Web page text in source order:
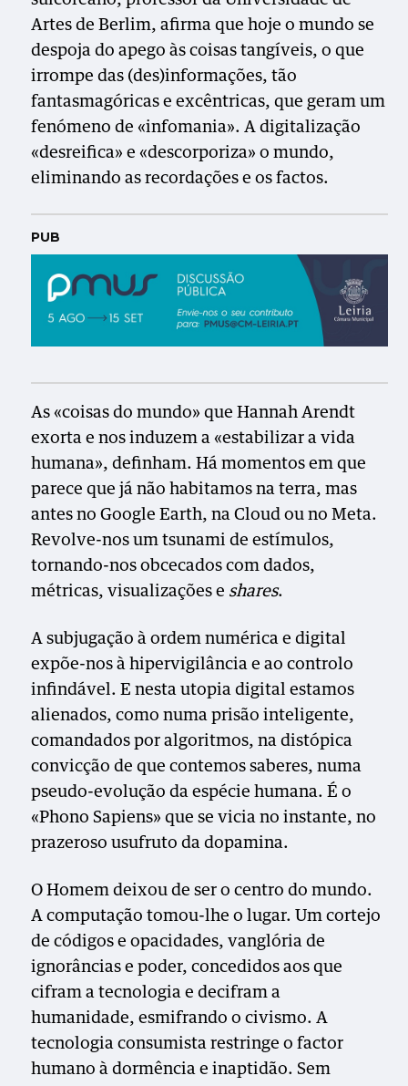
Artes de Berlim, afirma que hoje o mundo se
despoja do apego às coisas tangíveis, o que
irrompe das (des)informações, tão
fantasmagóricas e excêntricas, que geram um
fenómeno de «infomania». A digitalização
«desreifica» e «descorporiza» o mundo,
eliminando as recordações e os factos.
PUB
As «coisas do mundo» que Hannah Arendt
exorta e nos induzem a «estabilizar a vida
humana», definham. Há momentos em que
parece que já não habitamos na terra, mas
antes no Google Earth, na Cloud ou no Meta.
Revolve-nos um tsunami de estímulos,
tornando-nos obcecados com dados,
métricas, visualizações e shares.
A subjugação à ordem numérica e digital
expõe-nos à hipervigilância e ao controlo
infindável. E nesta utopia digital estamos
alienados, como numa prisão inteligente,
comandados por algoritmos, na distópica
convicção de que contemos saberes, numa
pseudo-evolução da espécie humana. É o
«Phono Sapiens» que se vicia no instante, no
prazeroso usufruto da dopamina.
O Homem deixou de ser o centro do mundo.
A computação tomou-lhe o lugar. Um cortejo
de códigos e opacidades, vanglória de
ignorâncias e poder, concedidos aos que
cifram a tecnologia e decifram a
humanidade, esmifrando o civismo. A
tecnologia consumista restringe o factor
humano à dormência e inaptidão. Sem